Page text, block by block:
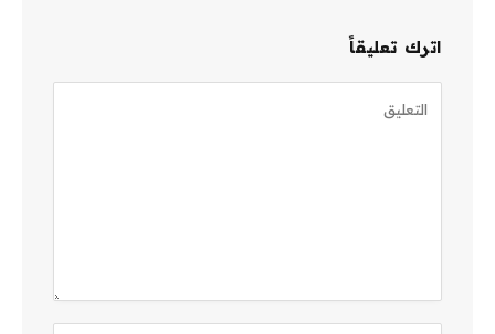
اترك تعليقاً